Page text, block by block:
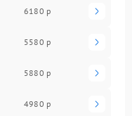
6180 р
5580 р
5880 р
4980 р